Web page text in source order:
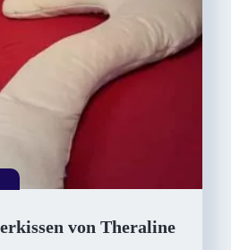
von Theraline